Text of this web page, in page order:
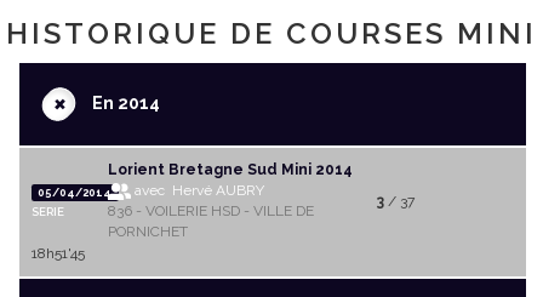
HISTORIQUE DE COURSES MINI
+En 2014
05/04/2014
SERIE
Lorient Bretagne Sud Mini 2014
avec Hervé AUBRY
836 - VOILERIE HSD - VILLE DE
PORNICHET
3/ 37
18h51'45